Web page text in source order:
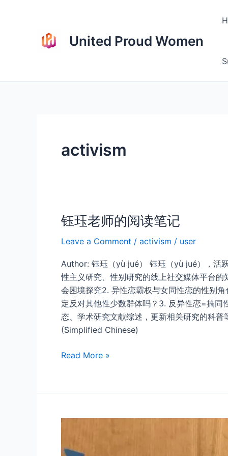
United Proud Women
activism
钰珏老师的阅读笔记
Leave a Comment / activism / user
Author: 钰珏（yù jué） 钰珏（yù jué），活
性主义研究、性别研究的线上社交媒体平台
会困境探究2. 异性恋霸权与女同性恋的性别
定反对其他性少数群体吗？3. 反异性恋=搞
态、学术研究文献综述，更新相关研究的科
(Simplified Chinese)
钰
师
阅
笔
Read More »